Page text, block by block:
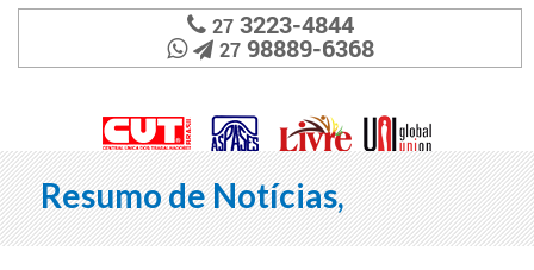
273223-4844
2798889-6368
Resumo de Notícias,